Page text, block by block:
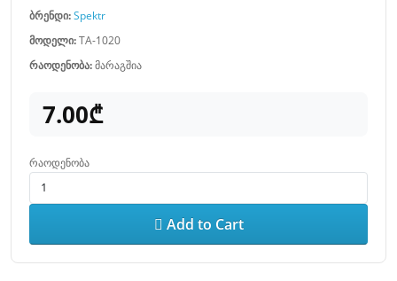
ბრენდი:Spektr
მოდელი:TA-1020
რაოდენობა:მარაგშია
7.00₾
რაოდენობა
Add to Cart